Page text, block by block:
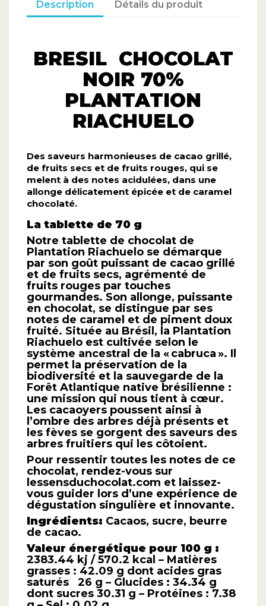
Description Détails du produit
BRESIL CHOCOLAT
NOIR 70%
PLANTATION
RIACHUELO
Des saveurs harmonieuses de cacao grillé,
de fruits secs et de fruits rouges, qui se
melent à des notes acidulées, dans une
allonge délicatement épicée et de caramel
chocolaté.
La tablette de 70 g
Notre tablette de chocolat de
Plantation Riachuelo se démarque
par son goût puissant de cacao grillé
et de fruits secs, agrémenté de
fruits rouges par touches
gourmandes. Son allonge, puissante
en chocolat, se distingue par ses
notes de caramel et de piment doux
fruité. Située au Brésil, la Plantation
Riachuelo est cultivée selon le
système ancestral de la « cabruca ». Il
permet la préservation de la
biodiversité et la sauvegarde de la
Forêt Atlantique native brésilienne :
une mission qui nous tient à cœur.
Les cacaoyers poussent ainsi à
l’ombre des arbres déjà présents et
les fèves se gorgent des saveurs des
arbres fruitiers qui les côtoient.
Pour ressentir toutes les notes de ce
chocolat, rendez-vous sur
lessensduchocolat.com et laissez-
vous guider lors d’une expérience de
dégustation singulière et innovante.
Ingrédients: Cacaos, sucre, beurre
de cacao.
Valeur énergétique pour 100 g :
2383.44 kj / 570.2 kcal – Matières
grasses : 42.09 g dont acides gras
saturés 26 g – Glucides : 34.34 g
dont sucres 30.31 g – Protéines : 7.38